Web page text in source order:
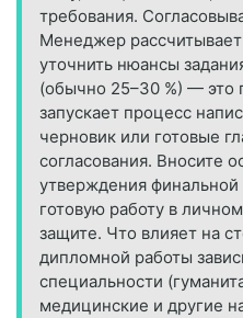
требования.
Менеджер
уточнить нюансы
(обычно 25–30 %) — это
запускает процесс
черновик или готовые
согласования. Вносите
утверждения финальной
готовую работу в
защите. Что влияет на
дипломной работы
специальности
медицинские и другие